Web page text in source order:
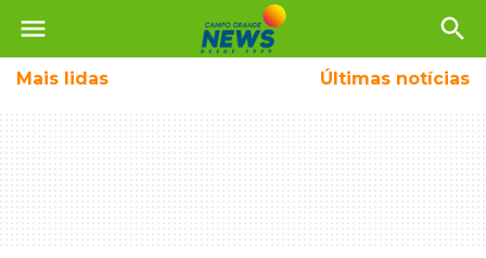
menu search
Mais lidas Últimas notícias